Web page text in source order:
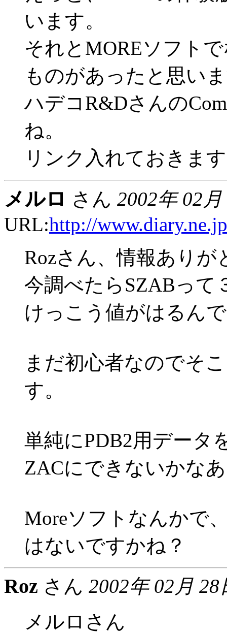
います。
それとMOREソフト
ものがあったと思い
ハデコR&Dさんの
ね。
リンク入れておきま
メルロ さん 2002年 02
URL:http://
Rozさん、情報あり
今調べたらSZABって
けっこう値がはるん
まだ初心者なのでそ
す。
単純にPDB2用データ
ZACにできないかな
Moreソフトなんかで
はないですかね？
Roz さん 2002年 02月
メルロさん